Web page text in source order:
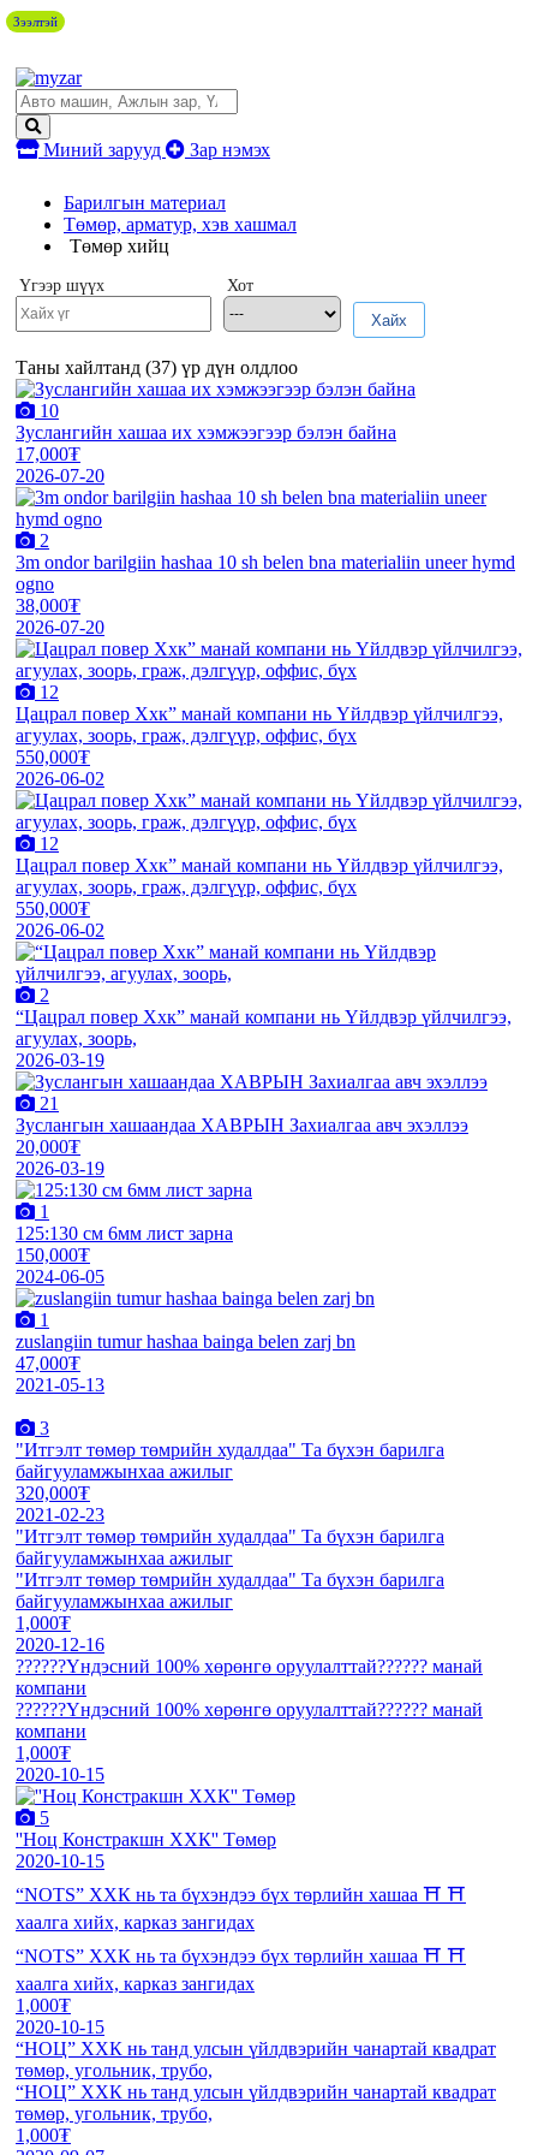
Миний зарууд Зар нэмэх
Барилгын материал
Төмөр, арматур, хэв хашмал
Төмөр хийц
Үгээр шүүх
Хот
Хайх
Таны хайлтанд (37) үр дүн олдлоо
10
Зуслангийн хашаа их хэмжээгээр бэлэн байна
17,000₮
2026-07-20
2
3m ondor barilgiin hashaa 10 sh belen bna materialiin uneer hymd
ogno
38,000₮
2026-07-20
12
Цацрал повер Ххк” манай компани нь Үйлдвэр үйлчилгээ,
агуулах, зоорь, граж, дэлгүүр, оффис, бүх
550,000₮
2026-06-02
12
Цацрал повер Ххк” манай компани нь Үйлдвэр үйлчилгээ,
агуулах, зоорь, граж, дэлгүүр, оффис, бүх
550,000₮
2026-06-02
2
“Цацрал повер Ххк” манай компани нь Үйлдвэр үйлчилгээ,
агуулах, зоорь,
2026-03-19
21
Зуслангын хашаандаа ХАВРЫН Захиалгаа авч эхэллээ
20,000₮
2026-03-19
1
125:130 см 6мм лист зарна
150,000₮
2024-06-05
1
zuslangiin tumur hashaa bainga belen zarj bn
47,000₮
2021-05-13
3
"Итгэлт төмөр төмрийн худалдаа" Та бүхэн барилга
байгууламжынхаа ажилыг
320,000₮
2021-02-23
"Итгэлт төмөр төмрийн худалдаа" Та бүхэн барилга
байгууламжынхаа ажилыг
"Итгэлт төмөр төмрийн худалдаа" Та бүхэн барилга
байгууламжынхаа ажилыг
1,000₮
2020-12-16
??️??️??️Үндэсний 100% хөрөнгө оруулалттай??️??️??️ манай
компани
??️??️??️Үндэсний 100% хөрөнгө оруулалттай??️??️??️ манай
компани
1,000₮
2020-10-15
5
''Ноц Констракшн ХХК'' Төмөр
2020-10-15
“NOTS” ХХК нь та бүхэндээ бүх төрлийн хашаа ⛩️ ⛩️
хаалга хийх, карказ зангидах
“NOTS” ХХК нь та бүхэндээ бүх төрлийн хашаа ⛩️ ⛩️
хаалга хийх, карказ зангидах
1,000₮
2020-10-15
“НОЦ” ХХК нь танд улсын үйлдвэрийн чанартай квадрат
төмөр, угольник, трубо,
“НОЦ” ХХК нь танд улсын үйлдвэрийн чанартай квадрат
төмөр, угольник, трубо,
1,000₮
Зээлтэй